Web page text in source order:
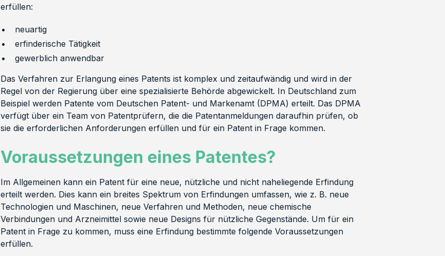
erfüllen:
neuartig
erfinderische Tätigkeit
gewerblich anwendbar
Das Verfahren zur Erlangung eines Patents ist komplex und zeitaufwändig und wird in der
Regel von der Regierung über eine spezialisierte Behörde abgewickelt. In Deutschland zum
Beispiel werden Patente vom Deutschen Patent- und Markenamt (DPMA) erteilt. Das DPMA
verfügt über ein Team von Patentprüfern, die die Patentanmeldungen daraufhin prüfen, ob
sie die erforderlichen Anforderungen erfüllen und für ein Patent in Frage kommen.
Voraussetzungen eines Patentes?
Im Allgemeinen kann ein Patent für eine neue, nützliche und nicht naheliegende Erfindung
erteilt werden. Dies kann ein breites Spektrum von Erfindungen umfassen, wie z. B. neue
Technologien und Maschinen, neue Verfahren und Methoden, neue chemische
Verbindungen und Arzneimittel sowie neue Designs für nützliche Gegenstände. Um für ein
Patent in Frage zu kommen, muss eine Erfindung bestimmte folgende Voraussetzungen
erfüllen.